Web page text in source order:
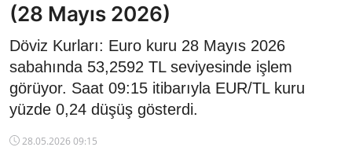
Fonlar
Kripto Paralar
Çeviriciler
TCMB Kurları
(28 Mayıs 2026)
Döviz Kurları: Euro kuru 28 Mayıs 2026
sabahında 53,2592 TL seviyesinde işlem
görüyor. Saat 09:15 itibarıyla EUR/TL kuru
yüzde 0,24 düşüş gösterdi.
28.05.2026 09:15